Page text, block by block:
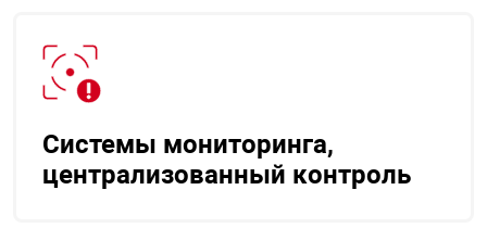
Системы мониторинга,
централизованный контроль